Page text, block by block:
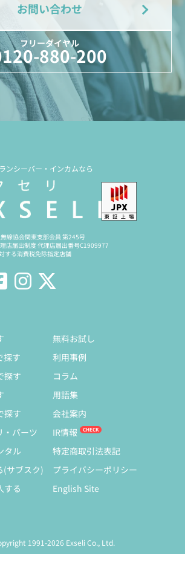
お問い合わせ
フリーダイヤル
880-200
ンシーバー・インカムなら
線協会関東支部会員 第245号
店届出制度 代理店届出番号C1909977
する消費税免除指定店舗
探す
探す
探す
・パーツ
タル
(サブスク)
する
無料お試し
利用事例
コラム
用語集
会社案内
IR情報
特定商取引法表記
プライバシーポリシー
English Site
1991-2026 Exseli Co., Ltd.